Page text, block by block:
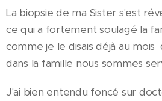
La biopsie de ma Sister s'est
ce qui a fortement soulagé la
comme je le disais déjà au
dans la famille nous sommes
J'ai bien entendu foncé sur